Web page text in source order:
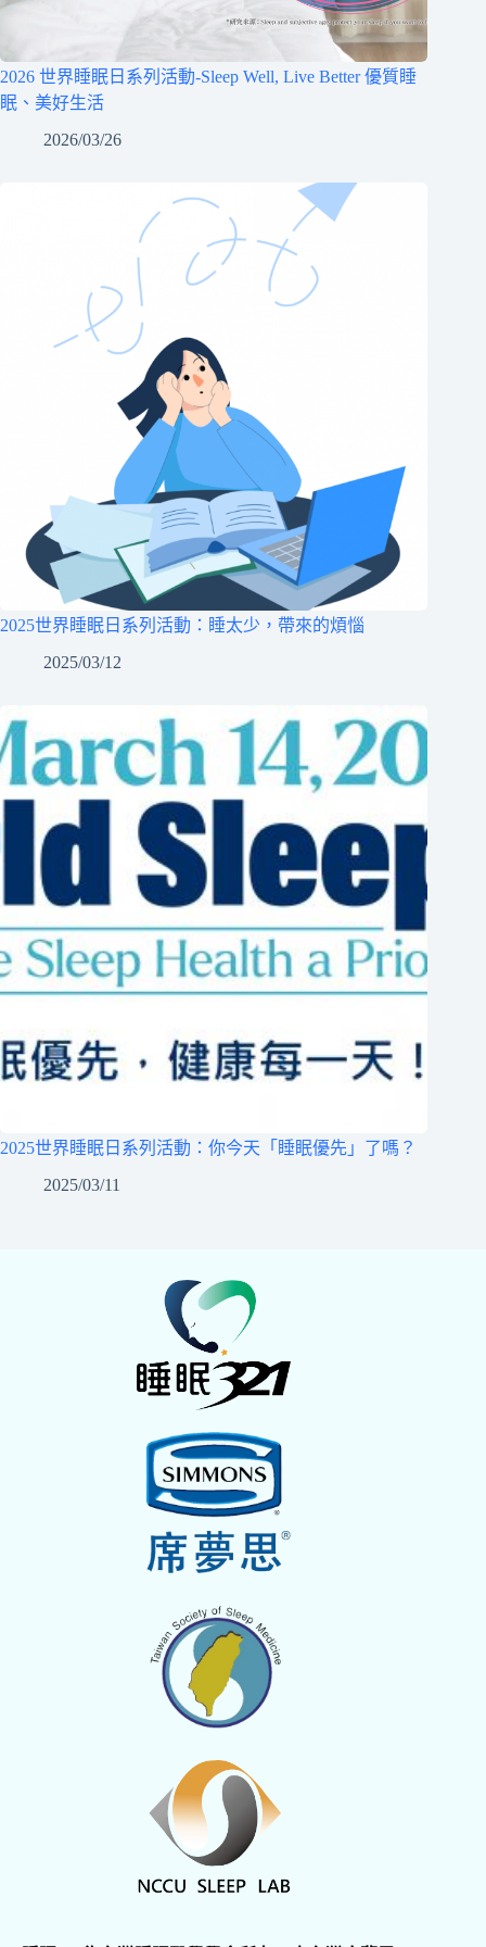
2026 世界睡眠日系列活動-Sleep Well, Live Better 優質睡
眠、美好生活
2026/03/26
2025世界睡眠日系列活動：睡太少，帶來的煩惱
2025/03/12
2025世界睡眠日系列活動：你今天「睡眠優先」了嗎？
2025/03/11